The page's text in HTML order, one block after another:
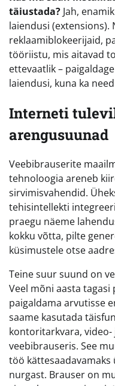
täiustada? Jah,
laiendusi (extensions).
reklaamiblokeerijaid,
tööriistu, mis aitavad
ettevaatlik –
laiendusi, kuna ka
Interneti
arengusuunad
Veebibrauserite
tehnoloogia areneb
sirvimisvahendid.
tehisintellekti
praegu näeme
kokku võtta, pilte
küsimustele otse
Teine suur suund on
Veel mõni aasta
paigaldama arvutisse
saame kasutada
kontoritarkvara,
veebibrauseris. See
töö kättesaadavamaks
nurgast. Brauser on